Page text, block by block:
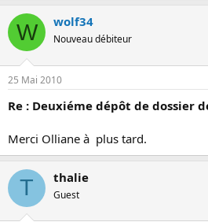
W wolf34
Nouveau débiteur
25 Mai 2010
Re : Deuxiéme dépôt de dossier
Merci Olliane à plus tard.
T thalie
Guest